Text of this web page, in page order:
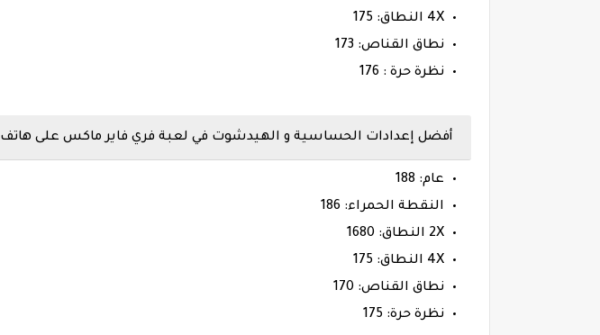
4X النطاق: 175
نطاق القناص: 173
نظرة حرة : 176
أفضل إعدادات الحساسية و الهيدشوت في لعبة فري فاير ماكس على هاتف Honor X5c Plus:
عام: 188
النقطة الحمراء: 186
2X النطاق: 1680
4X النطاق: 175
نطاق القناص: 170
نظرة حرة: 175